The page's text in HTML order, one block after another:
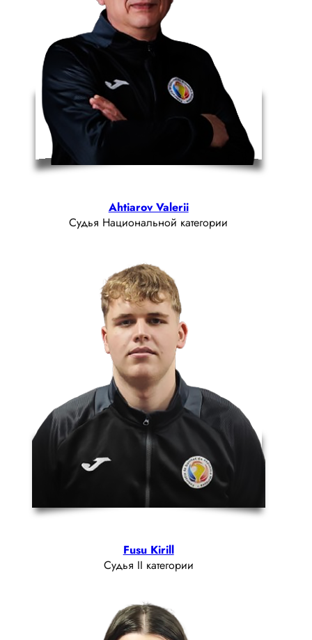
Ahtiarov Valerii
Судья Национальной категории
Fusu Kirill
Судья II категории